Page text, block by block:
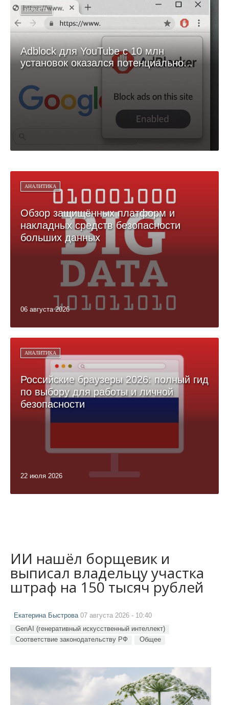
НОВОСТЬ
Adblock для YouTube с 10 млн
установок оказался потенциально...
АНАЛИТИКА
Обзор защищённых платформ и
накладных средств безопасности
больших данных
06 августа 2026
АНАЛИТИКА
Российские браузеры 2026: полный гид
по выбору для работы и личной
безопасности
22 июля 2026
ИИ нашёл борщевик и
выписал владельцу участка
штраф на 150 тысяч рублей
Екатерина Быстрова 07 августа 2026 - 10:40
GenAI (генеративный искусственный интеллект)
Соответствие законодательству РФ
Общее